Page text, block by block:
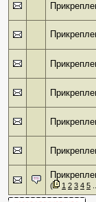
( 1 2 3 4 5